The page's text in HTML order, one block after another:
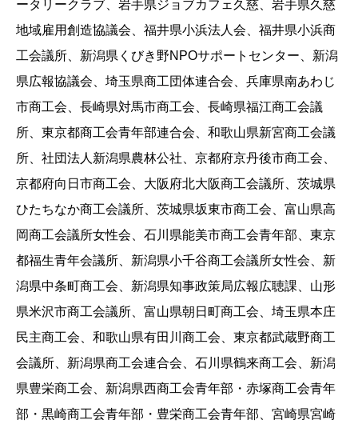
ータリークラブ、岩手県ジョブカフェ久慈、岩手県久慈
地域雇用創造協議会、福井県小浜法人会、福井県小浜商
工会議所、新潟県くびき野NPOサポートセンター、新潟
県広報協議会、埼玉県商工団体連合会、兵庫県南あわじ
市商工会、長崎県対馬市商工会、長崎県福江商工会議
所、東京都商工会青年部連合会、和歌山県新宮商工会議
所、社団法人新潟県農林公社、京都府京丹後市商工会、
京都府向日市商工会、大阪府北大阪商工会議所、茨城県
ひたちなか商工会議所、茨城県坂東市商工会、富山県高
岡商工会議所女性会、石川県能美市商工会青年部、東京
都福生青年会議所、新潟県小千谷商工会議所女性会、新
潟県中条町商工会、新潟県知事政策局広報広聴課、山形
県米沢市商工会議所、富山県朝日町商工会、埼玉県本庄
民主商工会、和歌山県有田川商工会、東京都武蔵野商工
会議所、新潟県商工会連合会、石川県鶴来商工会、新潟
県豊栄商工会、新潟県西商工会青年部・赤塚商工会青年
部・黒崎商工会青年部・豊栄商工会青年部、宮崎県宮崎